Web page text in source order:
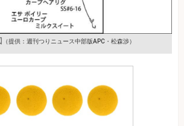
（提供：週刊つりニュース中部版APC・松森渉）